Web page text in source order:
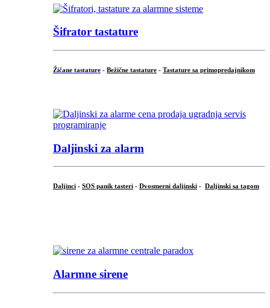
Šifrator tastature
Žičane tastature - Bežične tastature - Tastature sa primopredajnikom
Daljinski za alarm
Daljinci - SOS panik tasteri - Dvosmerni daljinski - Daljinski sa tagom
Alarmne sirene